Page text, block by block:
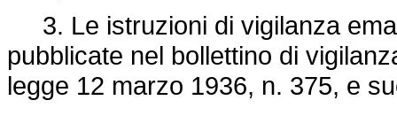
3. Le istruzioni di vigilanza
pubblicate nel bollettino di
legge 12 marzo 1936, n. 375, e